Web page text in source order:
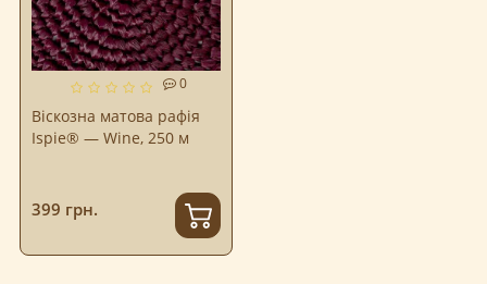
0
Віскозна матова рафія
Ispie® — Wine, 250 м
399 грн.